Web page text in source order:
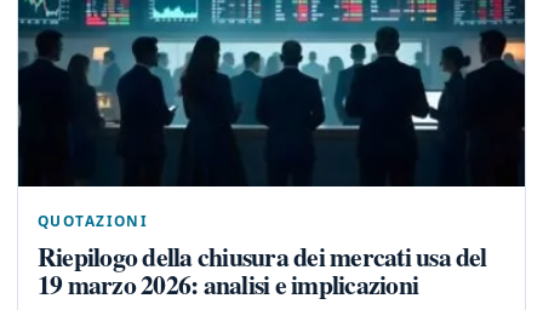
QUOTAZIONI
Riepilogo della chiusura dei mercati usa del
19 marzo 2026: analisi e implicazioni